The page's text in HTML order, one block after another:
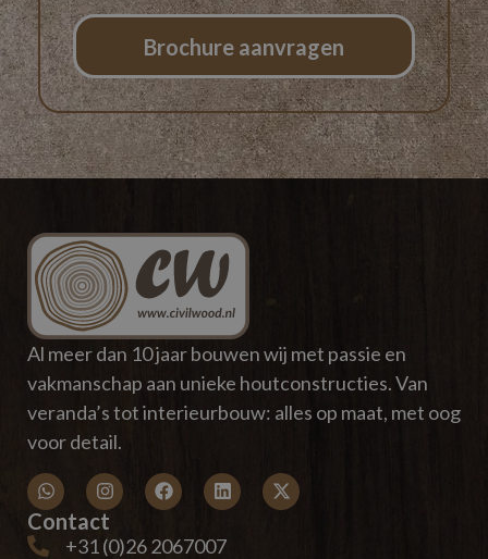
Brochure aanvragen
Al meer dan 10 jaar bouwen wij met passie en
vakmanschap aan unieke houtconstructies. Van
veranda’s tot interieurbouw: alles op maat, met oog
voor detail.
Contact
+31 (0)26 2067007